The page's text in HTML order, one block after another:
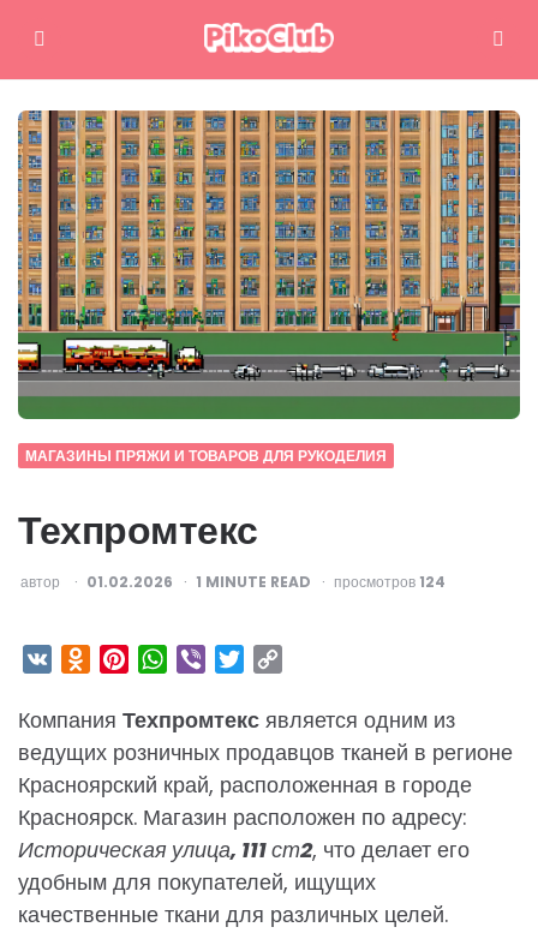
Меню Поиск
МАГАЗИНЫ ПРЯЖИ И ТОВАРОВ ДЛЯ РУКОДЕЛИЯ
Техпромтекс
ОПУБЛИКОВАНО
автор 01.02.2026 1 MINUTE READ просмотров 124
VK Odnoklassniki
PinterestWhatsApp
Viber Twitter
Компания Техпромтекс является одним из
ведущих розничных продавцов тканей в регионе
Красноярский край, расположенная в городе
Красноярск. Магазин расположен по адресу:
Историческая улица, 111 ст2, что делает его
удобным для покупателей, ищущих
качественные ткани для различных целей.